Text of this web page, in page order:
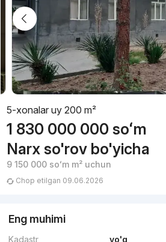
5-xonalar uy 200 m²
1 830 000 000 soʻm
Narx so'rov bo'yicha
9 150 000 soʻmm² uchun
Chop etilgan 09.06.2026
Eng muhimi
Kadastr
yo'q